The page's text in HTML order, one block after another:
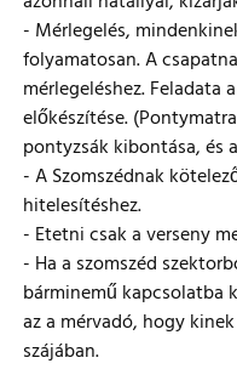
- Mérlegelés,
folyamatosan. A
mérlegeléshez. Feladata
előkészítése.
pontyzsák kibontása, és
- A Szomszédnak
hitelesítéshez.
- Etetni csak a verseny
- Ha a szomszéd
bárminemű kapcsolatba
az a mérvadó, hogy
szájában.